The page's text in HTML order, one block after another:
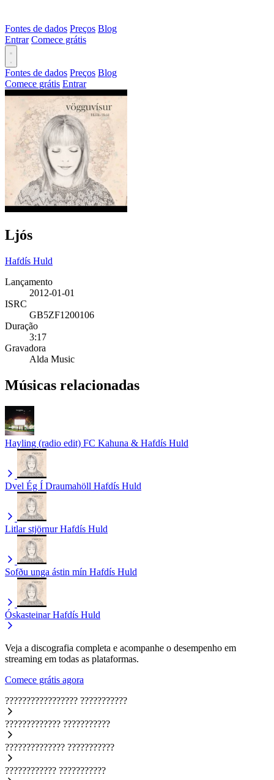
Fontes de dados Preços Blog
Entrar Comece grátis
Fontes de dados Preços Blog
Comece grátis Entrar
Ljós
Hafdís Huld
Lançamento
2012-01-01
ISRC
GB5ZF1200106
Duração
3:17
Gravadora
Alda Music
Músicas relacionadas
Hayling (radio edit) FC Kahuna & Hafdís Huld
Dvel Ég Í Draumahöll Hafdís Huld
Litlar stjörnur Hafdís Huld
Sofðu unga ástin mín Hafdís Huld
Óskasteinar Hafdís Huld
Veja a discografia completa e acompanhe o desempenho em
streaming em todas as plataformas.
Comece grátis agora
????????????????? ???????????
????????????? ???????????
?????????????? ???????????
???????????? ???????????